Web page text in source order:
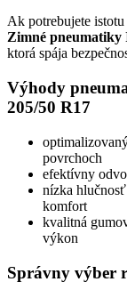
Ak potrebujete istotu
Zimné
ktorá spája
Výhody
205/50 R17
povrchoch
efektívny
nízka
komfort
kvalitná
výkon
Správny výber